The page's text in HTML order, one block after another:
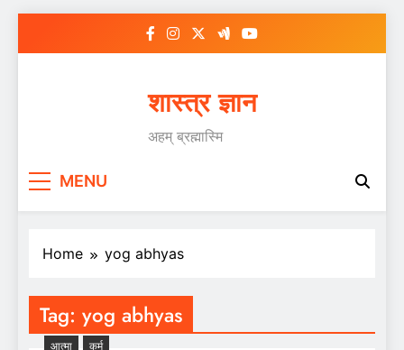
शास्त्र ज्ञान
अहम् ब्रह्मास्मि
MENU
Home yog abhyas
Tag: yog abhyas
आत्मा
कर्म